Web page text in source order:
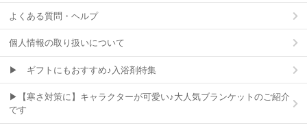
よくある質問・ヘルプ
個人情報の取り扱いについて
▶ ギフトにもおすすめ♪入浴剤特集
▶【寒さ対策に】キャラクターが可愛い♪大人気ブランケットのご紹介
です